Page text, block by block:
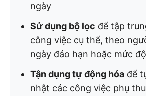
ngày
Sử dụng bộ lọc để tập
công việc cụ thể, theo
ngày đáo hạn hoặc mức
Tận dụng tự động hóa để
nhật các công việc phụ